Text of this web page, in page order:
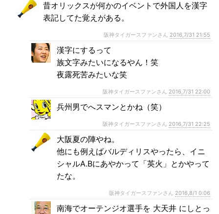
昔オリックスが何かのイベントで外国人を漢字
表記してた覚えがある。
阪神タイガースファンさん 2016,7/31 21:55
漢字にするって
族文字みたいになるやん！笑
夜露死苦みたいな笑
阪神タイガースファンさん 2016,7/31 22:00
兵州男でへスマンとかね（笑）
阪神タイガースファンさん 2016,7/31 22:25
大阪夏の陣やね。
他にも例えばバルディリスやったら、イニ
シャルA.Bにあやかって「英火」とかやって
たな。
阪神タイガースファンさん 2016,8/1 0:06
南海でオーテンジオ選手を 大天井 にしとっ